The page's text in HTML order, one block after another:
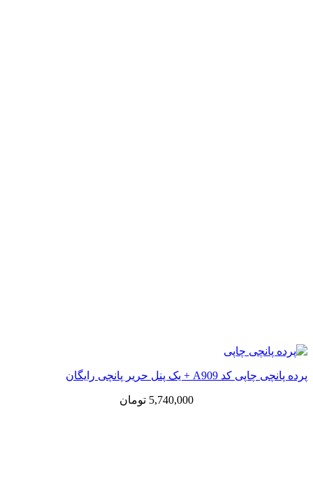
پرده پانچی چاپی کد A909 + یک پنل حریر پانچی رایگان
5,740,000 تومان